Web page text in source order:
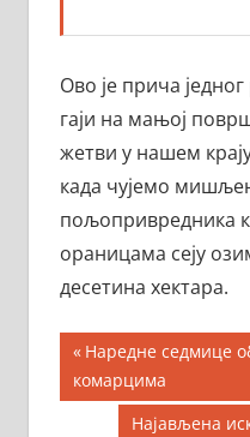
Ово је прича
гаји на мањој
жетви у нашем
када чујемо
пољопривредника
ораницама сеју
десетина хектара.
Кретање
чланка
Previous
Post:
Наредне седмице
комарцима
Next
Најављена